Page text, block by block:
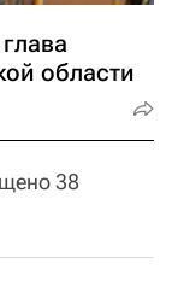
области
38